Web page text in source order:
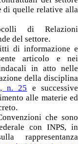
di quelle relative alla
di Relazioni
del settore.
di informazione e
articolo e nei
in atto nelle
della disciplina
n. 25 e successive
alle materie ed
che sono
con INPS, in
rappresentanza